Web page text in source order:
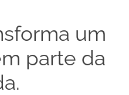
um
parte da